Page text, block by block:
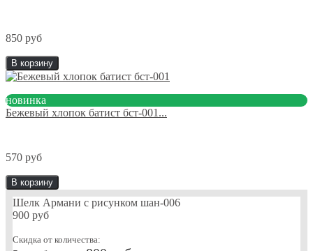
850 руб
В корзину
новинка
Бежевый хлопок батист бст-001...
570 руб
В корзину
Шелк Армани с рисунком шан-006
900 руб
Скидка от количества: